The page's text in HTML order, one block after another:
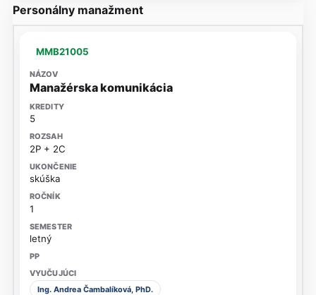
Personálny manažment
MMB21005
Manažérska komunikácia
5
2P + 2C
skúška
1
letný
Ing. Andrea Čambalíková, PhD.